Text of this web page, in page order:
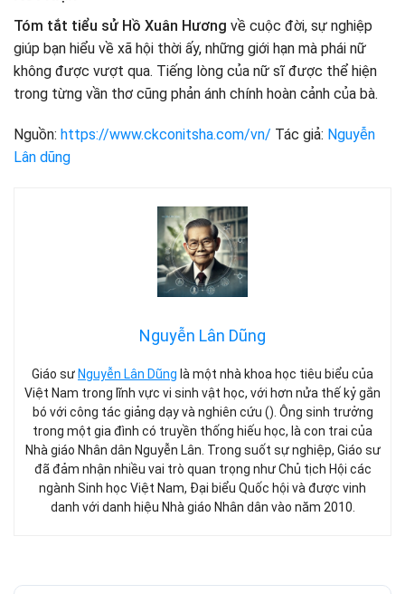
Tóm tắt tiểu sử Hồ Xuân Hương về cuộc đời, sự nghiệp
giúp bạn hiểu về xã hội thời ấy, những giới hạn mà phái nữ
không được vượt qua. Tiếng lòng của nữ sĩ được thể hiện
trong từng vần thơ cũng phản ánh chính hoàn cảnh của bà.
Nguồn: https://www.ckconitsha.com/vn/ Tác giả: Nguyễn
Lân dũng
Nguyễn Lân Dũng
Giáo sư Nguyễn Lân Dũng là một nhà khoa học tiêu biểu của
Việt Nam trong lĩnh vực vi sinh vật học, với hơn nửa thế kỷ gắn
bó với công tác giảng dạy và nghiên cứu (). Ông sinh trưởng
trong một gia đình có truyền thống hiếu học, là con trai của
Nhà giáo Nhân dân Nguyễn Lân. Trong suốt sự nghiệp, Giáo sư
đã đảm nhận nhiều vai trò quan trọng như Chủ tịch Hội các
ngành Sinh học Việt Nam, Đại biểu Quốc hội và được vinh
danh với danh hiệu Nhà giáo Nhân dân vào năm 2010.